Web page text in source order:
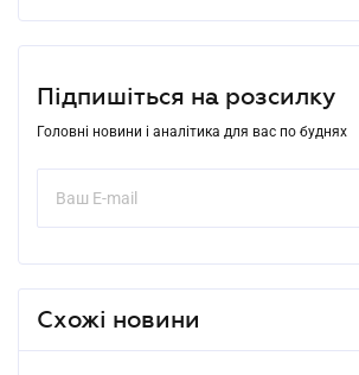
Підпишіться на розсилку
Головні новини і аналітика для вас по буднях
Схожі новини